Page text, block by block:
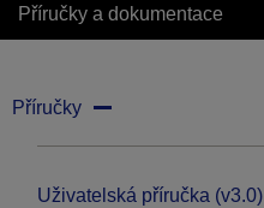
Příručky a dokumentace
Příručky
Uživatelská příručka (v3.0)